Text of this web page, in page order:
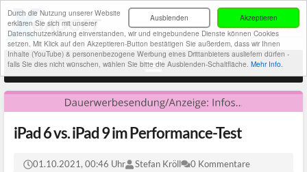
Akzeptieren
Ausblenden
Durch die Nutzung unserer Website
erklären Sie sich mit unserer
Datenschutzerklärung einverstanden, wir und eingebundene Dienste können Cookies
setzen. Mit Klick auf den Akzeptieren-Button bestätigen Sie außerdem, dass wir Ihnen
Inhalte (YouTube) & personenbezogene Werbung eines Drittanbieters ausliefern dürfen -
falls Sie dies nicht wünschen, wählen Sie bitte die Ausblenden-Schaltfläche. Mehr Info.
iPad 6 vs. iPad 9 im Performance-Test
01.10.2021, 00:46 Uhr Stefan Kröll 0 Kommentare